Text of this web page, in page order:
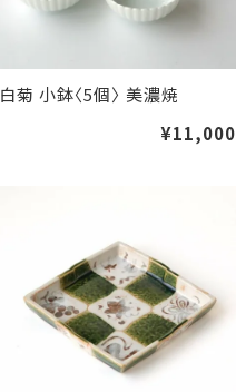
白菊 小鉢〈5個〉 美濃焼
¥11,000